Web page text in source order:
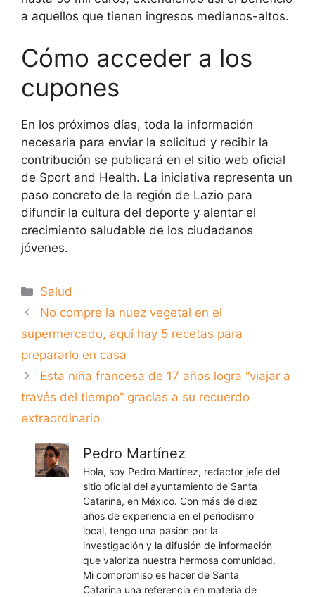
a aquellos que tienen ingresos medianos-altos.
Cómo acceder a los
cupones
En los próximos días, toda la información
necesaria para enviar la solicitud y recibir la
contribución se publicará en el sitio web oficial
de Sport and Health. La iniciativa representa un
paso concreto de la región de Lazio para
difundir la cultura del deporte y alentar el
crecimiento saludable de los ciudadanos
jóvenes.
Categorías
Salud
No compre la nuez vegetal en el
supermercado, aquí hay 5 recetas para
prepararlo en casa
Esta niña francesa de 17 años logra “viajar a
través del tiempo” gracias a su recuerdo
extraordinario
Pedro Martínez
Hola, soy Pedro Martínez, redactor jefe del
sitio oficial del ayuntamiento de Santa
Catarina, en México. Con más de diez
años de experiencia en el periodismo
local, tengo una pasión por la
investigación y la difusión de información
que valoriza nuestra hermosa comunidad.
Mi compromiso es hacer de Santa
Catarina una referencia en materia de